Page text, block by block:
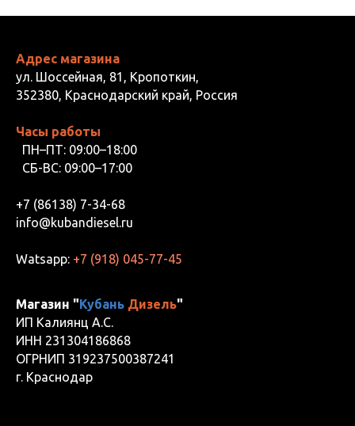
Адрес магазина
ул. Шоссейная, 81, Кропоткин,
352380, Краснодарский край, Россия
Часы работы
ПН–ПТ: 09:00–18:00
СБ-ВС: 09:00–17:00
+7 (86138) 7-34-68
info@kubandiesel.ru
Watsapp: +7 (918) 045-77-45
Магазин "Кубань Дизель"
ИП Калиянц А.С.
ИНН 231304186868
ОГРНИП 319237500387241
г. Краснодар